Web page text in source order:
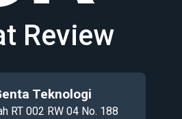
Review
Teknologi
RT 002 RW 04 No. 188